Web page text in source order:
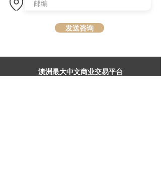
发送咨询
​澳洲最大中文商业交易平台